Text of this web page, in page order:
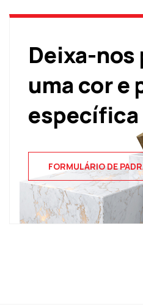
Deixa-
uma cor e
específica
FORMULÁRIO DE